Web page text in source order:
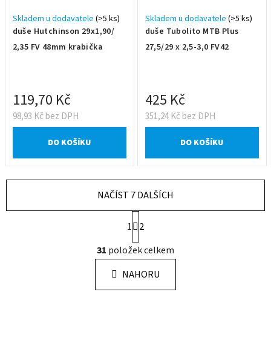
duše Hutchinson 29x1,90/
2,35 FV 48mm krabička
Skladem u dodavatele (>5 ks)
98,93 Kč bez DPH
119,70 Kč
DO KOŠÍKU
duše Tubolito MTB Plus
27,5/29 x 2,5-3,0 FV42
Skladem u dodavatele (>5 ks)
351,24 Kč bez DPH
425 Kč
DO KOŠÍKU
O
v
l
á
d
NAČÍST 7 DALŠÍCH
S
t
r
á
n
k
1
2
31 položek celkem
NAHORU